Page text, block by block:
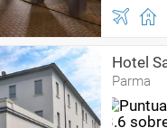
Hotel
Parma